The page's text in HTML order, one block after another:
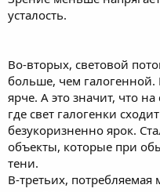
усталость.
Во-вторых, световой
больше, чем галогенной.
ярче. А это значит, что
где свет галогенки
безукоризненно ярок.
объекты, которые при
тени.
В-третьих,